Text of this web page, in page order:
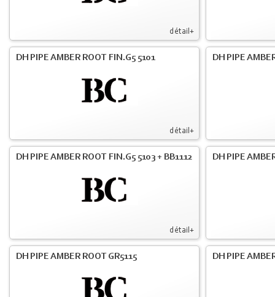
détail+
détail+
DH PIPE AMBER ROOT FIN.G5 5101 DH PIPE
détail+
DH PIPE AMBER ROOT FIN.G5 5103 + BB1112 DH PIPE
DH PIPE AMBER ROOT GR5115 DH PIPE